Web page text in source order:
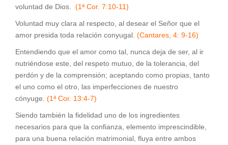
voluntad de Dios. (1ª Cor. 7:10-11)
Voluntad muy clara al respecto, al desear el Señor que el
amor presida toda relación conyugal. (Cantares, 4: 9-16)
Entendiendo que el amor como tal, nunca deja de ser, al ir
nutriéndose este, del respeto mutuo, de la tolerancia, del
perdón y de la comprensión; aceptando como propias, tanto
el uno como el otro, las imperfecciones de nuestro
cónyuge. (1ª Cor. 13:4-7)
Siendo también la fidelidad uno de los ingredientes
necesarios para que la confianza, elemento imprescindible,
para una buena relación matrimonial, fluya entre ambos